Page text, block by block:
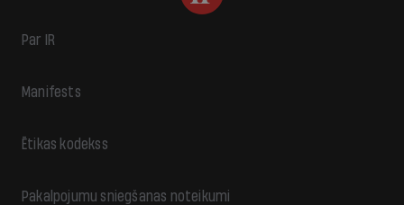
Par IR
Manifests
Ētikas kodekss
Pakalpojumu sniegšanas noteikumi